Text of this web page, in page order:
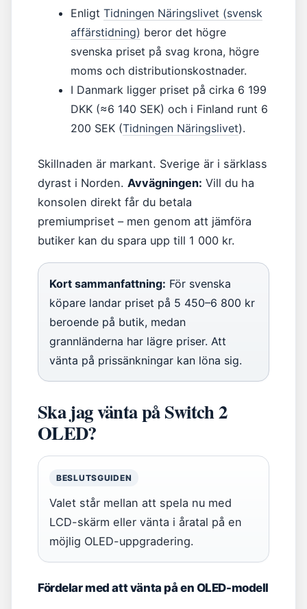
Enligt Tidningen Näringslivet (svensk
affärstidning) beror det högre
svenska priset på svag krona, högre
moms och distributionskostnader.
I Danmark ligger priset på cirka 6 199
DKK (≈6 140 SEK) och i Finland runt 6
200 SEK (Tidningen Näringslivet).
Skillnaden är markant. Sverige är i särklass
dyrast i Norden. Avvägningen: Vill du ha
konsolen direkt får du betala
premiumpriset – men genom att jämföra
butiker kan du spara upp till 1 000 kr.
Kort sammanfattning: För svenska
köpare landar priset på 5 450–6 800 kr
beroende på butik, medan
grannländerna har lägre priser. Att
vänta på prissänkningar kan löna sig.
Ska jag vänta på Switch 2
OLED?
BESLUTSGUIDEN
Valet står mellan att spela nu med
LCD-skärm eller vänta i åratal på en
möjlig OLED-uppgradering.
Fördelar med att vänta på en OLED-modell